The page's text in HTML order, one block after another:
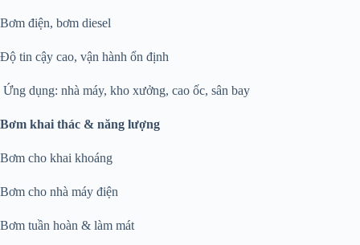
Bơm điện, bơm diesel
Độ tin cậy cao, vận hành ổn định
Ứng dụng: nhà máy, kho xưởng, cao ốc, sân bay
Bơm khai thác & năng lượng
Bơm cho khai khoáng
Bơm cho nhà máy điện
Bơm tuần hoàn & làm mát